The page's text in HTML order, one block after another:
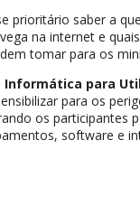
prioritário saber a
na internet e
tomar para os
Informática para
para os
os participantes
software e